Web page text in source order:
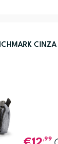
CINZA
,99